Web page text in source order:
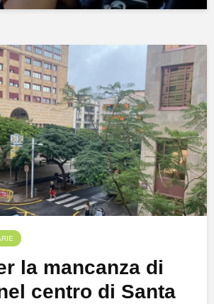
la mancanza di
centro di Santa